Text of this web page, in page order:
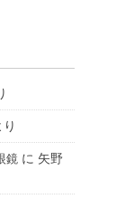
り
鏡 に 矢野